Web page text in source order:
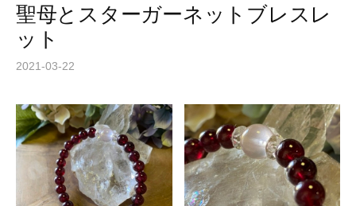
聖母とスターガーネットブレスレ
ット
2021-03-22